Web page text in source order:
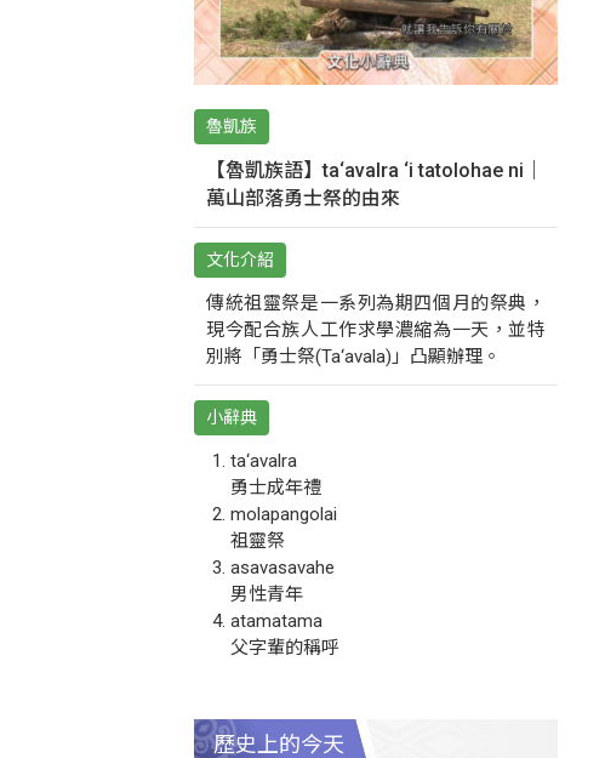
魯凱族
【魯凱族語】ta‘avalra ‘i tatolohae ni｜
萬山部落勇士祭的由來
文化介紹
傳統祖靈祭是一系列為期四個月的祭典，
現今配合族人工作求學濃縮為一天，並特
別將「勇士祭(Ta‘avala)」凸顯辦理。
小辭典
ta‘avalra
勇士成年禮
molapangolai
祖靈祭
asavasavahe
男性青年
atamatama
父字輩的稱呼
歷史上的今天